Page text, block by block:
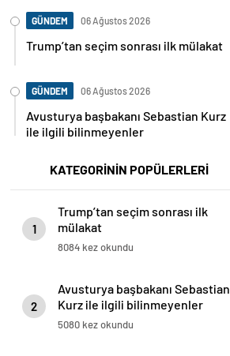
GÜNDEM 06 Ağustos 2026
Trump’tan seçim sonrası ilk mülakat
GÜNDEM 06 Ağustos 2026
Avusturya başbakanı Sebastian Kurz
ile ilgili bilinmeyenler
KATEGORİNİN POPÜLERLERİ
1
Trump’tan seçim sonrası ilk
mülakat
8084 kez okundu
2
Avusturya başbakanı Sebastian
Kurz ile ilgili bilinmeyenler
5080 kez okundu